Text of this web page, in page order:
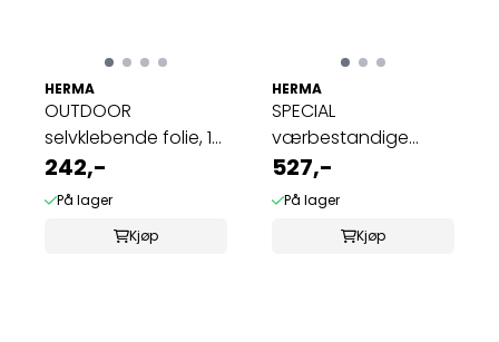
HERMA
OUTDOOR
selvklebende folie, 10
ark 45.7x21.2 hvit ...
242,-
På lager
Kjøp
HERMA
SPECIAL
værbestandige
etiketter 25 ark,
99,1x93,1 ...
527,-
På lager
Kjøp